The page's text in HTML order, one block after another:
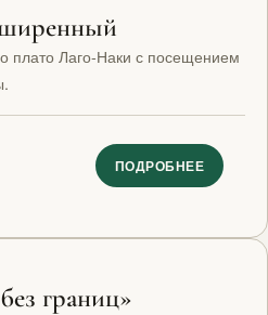
плато Лаго-Наки с посещением
ПОДРОБНЕЕ
границ»